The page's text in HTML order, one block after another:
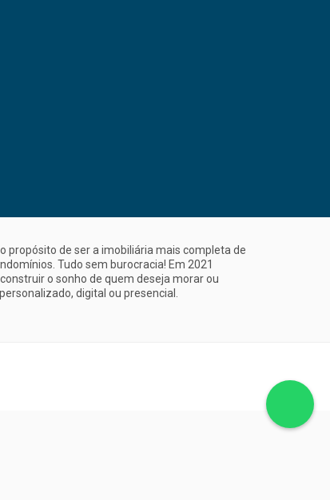
propósito de ser a imobiliária mais completa de
Tudo sem burocracia! Em 2021
o sonho de quem deseja morar ou
digital ou presencial.